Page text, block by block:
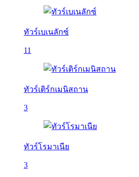
ทัวร์เบเนลักซ์
11
ทัวร์เติร์กเมนิสถาน
3
ทัวร์โรมาเนีย
3